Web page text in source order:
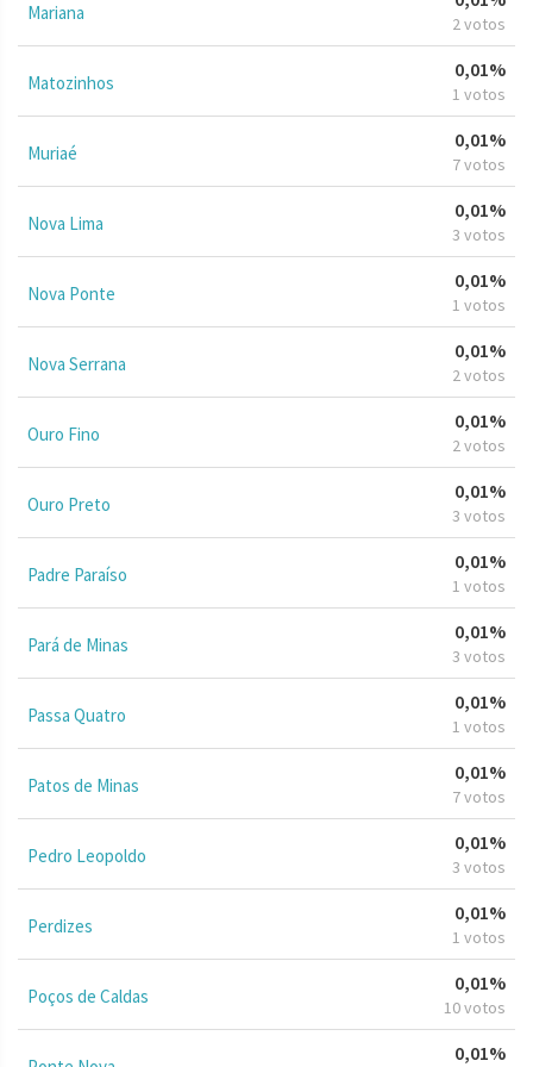
Mariana 2 votos
Matozinhos
0,01%
1 votos
Muriaé
0,01%
7 votos
Nova Lima
0,01%
3 votos
Nova Ponte
0,01%
1 votos
Nova Serrana
0,01%
2 votos
Ouro Fino
0,01%
2 votos
Ouro Preto
0,01%
3 votos
Padre Paraíso
0,01%
1 votos
Pará de Minas
0,01%
3 votos
Passa Quatro
0,01%
1 votos
Patos de Minas
0,01%
7 votos
Pedro Leopoldo
0,01%
3 votos
Perdizes
0,01%
1 votos
Poços de Caldas
0,01%
10 votos
0,01%